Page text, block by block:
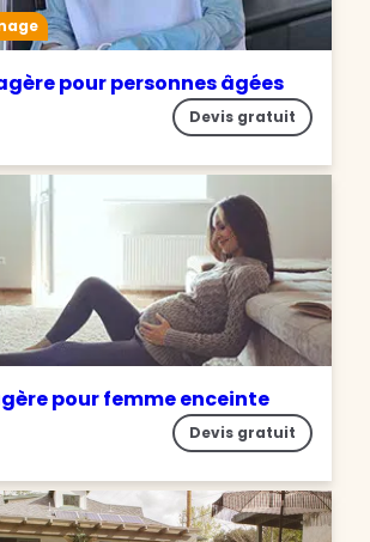
pour personnes âgées
Devis gratuit
pour femme enceinte
Devis gratuit